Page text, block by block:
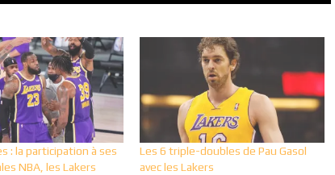
: la participation à ses
NBA, les Lakers
Les 6 triple-doubles de Pau Gasol
avec les Lakers